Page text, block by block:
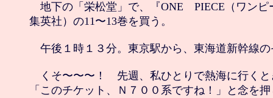
地下の「栄松堂」で、『ONE　PIECE（ワン
集英社）の11〜13巻を買う。
午後１時１３分。東京駅から、東海道新幹線
くそ〜〜〜！　先週、私ひとりで熱海に行く
「このチケット、Ｎ７００系ですね！」と念を